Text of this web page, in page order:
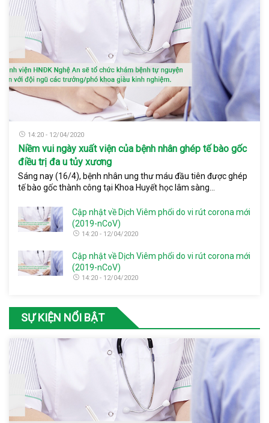
14:20 - 12/04/2020
Niềm vui ngày xuất viện của bệnh nhân ghép tế bào gốc
điều trị đa u tủy xương
Sáng nay (16/4), bệnh nhân ung thư máu đầu tiên được ghép
tế bào gốc thành công tại Khoa Huyết học lâm sàng...
Cập nhật về Dịch Viêm phổi do vi rút corona mới
(2019-nCoV)
14:20 - 12/04/2020
Cập nhật về Dịch Viêm phổi do vi rút corona mới
(2019-nCoV)
14:20 - 12/04/2020
SỰ KIỆN NỔI BẬT